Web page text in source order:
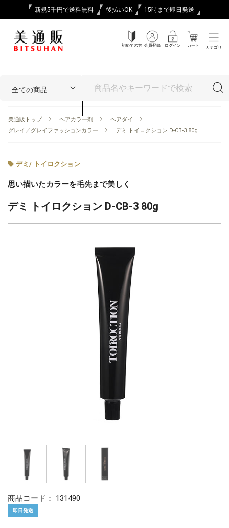
新規5千円で送料無料 後払いOK 15時まで即日発送
初めての方 会員登録 ログイン カート カテゴリ
美通販トップ ヘアカラー剤
ヘアダイ
グレイ／グレイファッションカラー
デミ トイロクション D-CB-3 80g
デミ / トイロクション
思い描いたカラーを毛先まで美しく
デミ トイロクション D-CB-3 80g
商品コード： 131490
即日発送